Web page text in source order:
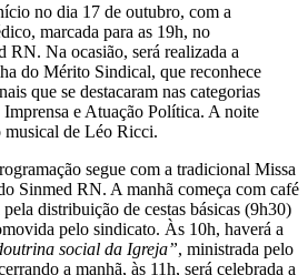
no dia 17 de outubro, com a
marcada para as 19h, no
RN. Na ocasião, será realizada a
do Mérito Sindical, que reconhece
que se destacaram nas categorias
e Atuação Política. A noite
musical de Léo Ricci.
segue com a tradicional Missa
Sinmed RN. A manhã começa com café
distribuição de cestas básicas (9h30)
pelo sindicato. Às 10h, haverá a
social da Igreja”, ministrada pelo
a manhã, às 11h, será celebrada a